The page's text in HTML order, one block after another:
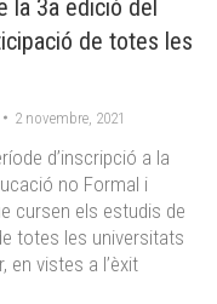
la 3a edició del
de totes les
2 novembre, 2021
d’inscripció a la
no Formal i
cursen els estudis de
totes les universitats
en vistes a l’èxit